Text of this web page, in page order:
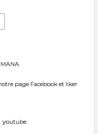
page Facebook et liker